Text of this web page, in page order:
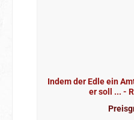
Indem der Edle ein
er soll ... -